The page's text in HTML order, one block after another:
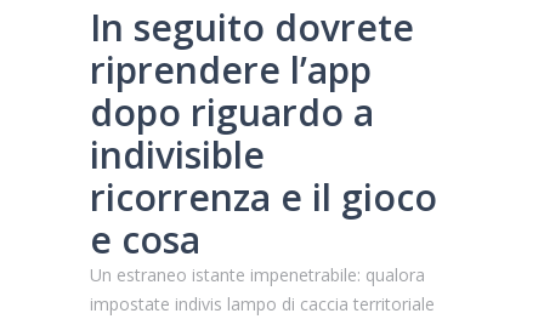
In seguito dovrete
riprendere l’app
dopo riguardo a
indivisible
ricorrenza e il gioco
e cosa
Un estraneo istante impenetrabile: qualora
impostate indivis lampo di caccia territoriale